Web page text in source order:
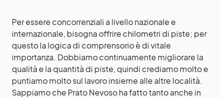
Per essere concorrenziali a livello nazionale e
internazionale, bisogna offrire chilometri di piste; per
questo la logica di comprensorio è di vitale
importanza. Dobbiamo continuamente migliorare la
qualità e la quantità di piste, quindi crediamo molto e
puntiamo molto sul lavoro insieme alle altre località.
Sappiamo che Prato Nevoso ha fatto tanto anche in